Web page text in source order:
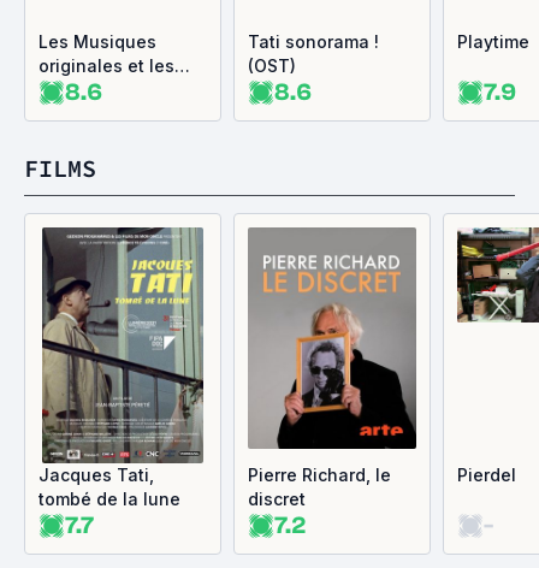
Les Musiques
originales et les
dialogues de
8.6
Tati sonorama !
(OST)
8.6
Playtime
7.9
FILMS
Jacques Tati,
tombé de la lune
7.7
Pierre Richard, le
discret
7.2
Pierdel
-